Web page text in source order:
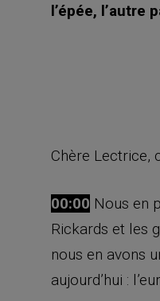
l’épée, l’autre
Chère Lectrice,
00:00 Nous en
Rickards et les
nous en avons
aujourd’hui :